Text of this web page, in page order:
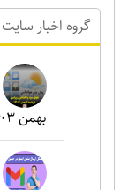
گروه اخبار سايت
بهمن ۱۴۰۳